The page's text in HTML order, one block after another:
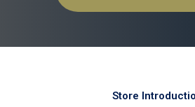
Store